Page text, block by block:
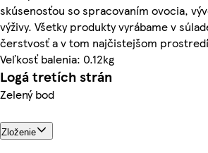
skúsenosťou so spracovaním ovocia,
výživy. Všetky produkty vyrábame v
čerstvosť a v tom najčistejšom
Veľkosť balenia: 0.12kg
Logá tretích strán
Zelený bod
Zloženie